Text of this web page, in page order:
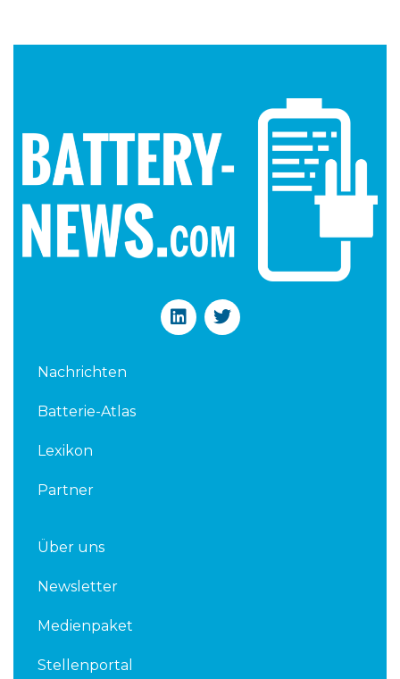
L
i
T
w
Nachrichten
Batterie-Atlas
Lexikon
Partner
Über uns
Newsletter
Medienpaket
Stellenportal